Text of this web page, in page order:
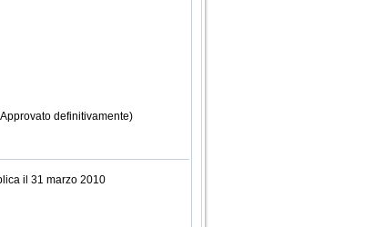
definitivamente)
il 31 marzo 2010